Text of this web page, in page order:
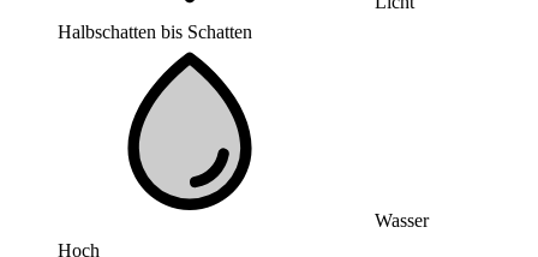
Halbschatten bis Schatten
Wasser
Hoch